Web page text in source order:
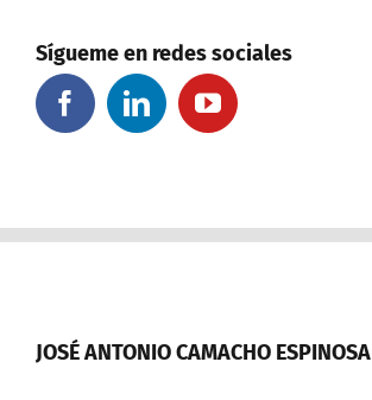
Sígueme en redes sociales
JOSÉ ANTONIO CAMACHO ESPINOSA